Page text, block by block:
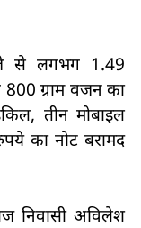
से लगभग 1.49
800 ग्राम वजन का
तीन मोबाइल
का नोट बरामद
निवासी अविलेश